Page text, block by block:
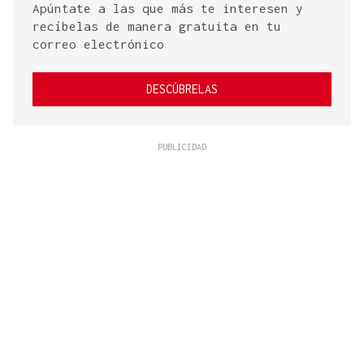
Apúntate a las que más te interesen y
recíbelas de manera gratuita en tu
correo electrónico
DESCÚBRELAS